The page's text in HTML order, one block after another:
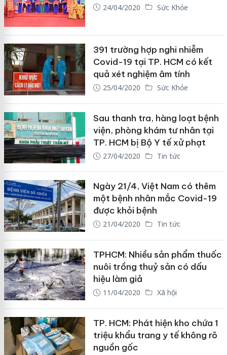
24/04/2020 Sức Khỏe
391 trường hợp nghi nhiễm
Covid-19 tại TP. HCM có kết
quả xét nghiệm âm tính
25/04/2020 Sức Khỏe
Sau thanh tra, hàng loạt bệnh
viện, phòng khám tư nhân tại
TP. HCM bị Bộ Y tế xử phạt
27/04/2020 Tin tức
Ngày 21/4, Việt Nam có thêm
một bệnh nhân mắc Covid-19
được khỏi bệnh
21/04/2020 Tin tức
TPHCM: Nhiều sản phẩm thuốc
nuôi trồng thuỷ sản có dấu
hiệu làm giả
11/04/2020 Xã hội
TP. HCM: Phát hiện kho chứa 1
triệu khẩu trang y tế không rõ
nguồn gốc